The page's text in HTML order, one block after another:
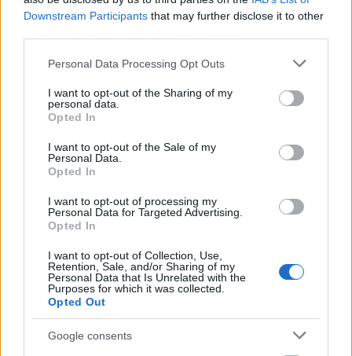
Downstream Participants that may further disclose it to other
Please note that this website/app uses one or more Google
not limited to your visit or usage behaviour. You may click to
grant or deny consent to Google and its third-party tags to
use your data for below specified purposes in below Google
consent section.
Personal Data Processing Opt Outs
I want to opt-out of the Sharing of my
personal data.
Opted In
I want to opt-out of the Sale of my
Personal Data.
Opted In
I want to opt-out of processing my
Personal Data for Targeted Advertising.
Opted In
I want to opt-out of Collection, Use,
Retention, Sale, and/or Sharing of my
Personal Data that Is Unrelated with the
Purposes for which it was collected.
Opted Out
Google consents
opustivší) laufaři, z počtu cca 50 členů jsou zde i
jednotky mladších členů týmu, kteří závodí i na
akademických MČRa v rámciMistrovství ČR
Přestože jde o pražský tým, jeho závodníkům se
příhodnějšími podmínkami jak finančními tak
hlavně sněhovými, důkazem budiž i to, že sám
solidní 15. místo.
Právě zmíněný T.K. stál u zrodu myšlenky
registrovat Tygry jako profitým Ski Classics a
zaměstnancem společnosti Patria Direct
svůj sportovní tým vytvořila díky plánu majitele
Jana Klenora hned v první sezóně Ski Classics
Stanislava Řezáče
zmínil) podařilo jako dosud jedinému českému